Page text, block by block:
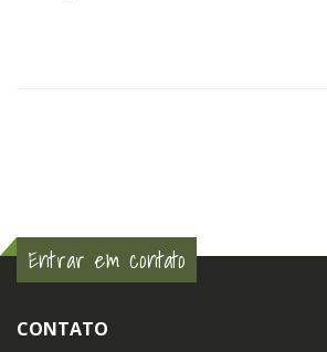
Entrar em contato
CONTATO